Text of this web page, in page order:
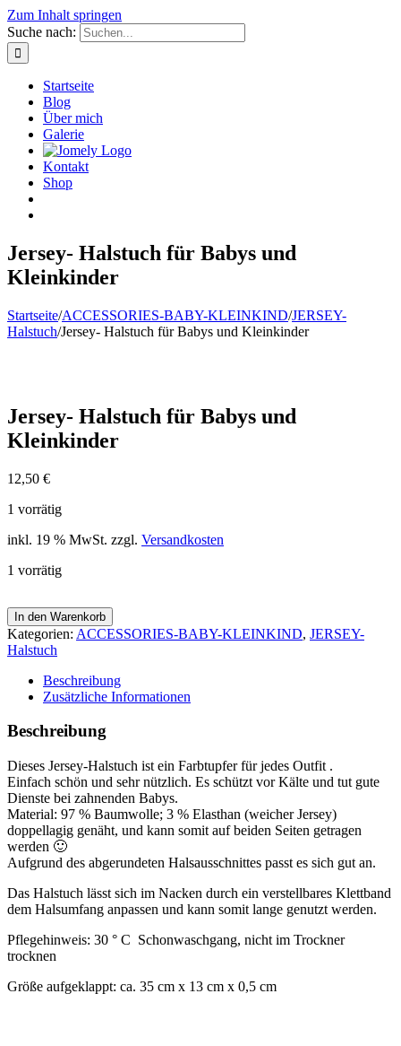
Zum Inhalt springen
Suche nach:
Startseite
Blog
Über mich
Galerie
Kontakt
Shop
Jersey- Halstuch für Babys und
Kleinkinder
Startseite/ACCESSORIES-BABY-KLEINKIND/JERSEY-
Halstuch/Jersey- Halstuch für Babys und Kleinkinder
Jersey- Halstuch für Babys und
Kleinkinder
12,50 €
1 vorrätig
inkl. 19 % MwSt. zzgl. Versandkosten
1 vorrätig
In den Warenkorb
Kategorien: ACCESSORIES-BABY-KLEINKIND, JERSEY-
Halstuch
Beschreibung
Zusätzliche Informationen
Beschreibung
Dieses Jersey-Halstuch ist ein Farbtupfer für jedes Outfit .
Einfach schön und sehr nützlich. Es schützt vor Kälte und tut gute
Dienste bei zahnenden Babys.
Material: 97 % Baumwolle; 3 % Elasthan (weicher Jersey)
doppellagig genäht, und kann somit auf beiden Seiten getragen
werden 🙂
Aufgrund des abgerundeten Halsausschnittes passt es sich gut an.
Das Halstuch lässt sich im Nacken durch ein verstellbares Klettband
dem Halsumfang anpassen und kann somit lange genutzt werden.
Pflegehinweis: 30 ° C Schonwaschgang, nicht im Trockner
trocknen
Größe aufgeklappt: ca. 35 cm x 13 cm x 0,5 cm